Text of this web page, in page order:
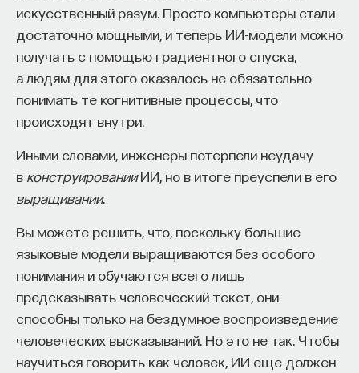
искусственный разум. Просто компьютеры стали
достаточно мощными, и теперь ИИ-модели можно
получать с помощью градиентного спуска,
а людям для этого оказалось не обязательно
понимать те когнитивные процессы, что
происходят внутри.
Иными словами, инженеры потерпели неудачу
в конструированииИИ, но в итоге преуспели в его
выращивании.
Вы можете решить, что, поскольку большие
языковые модели выращиваются без особого
понимания и обучаются всего лишь
предсказывать человеческий текст, они
способны только на бездумное воспроизведение
человеческих высказываний. Но это не так. Чтобы
научиться говорить как человек, ИИ еще должен